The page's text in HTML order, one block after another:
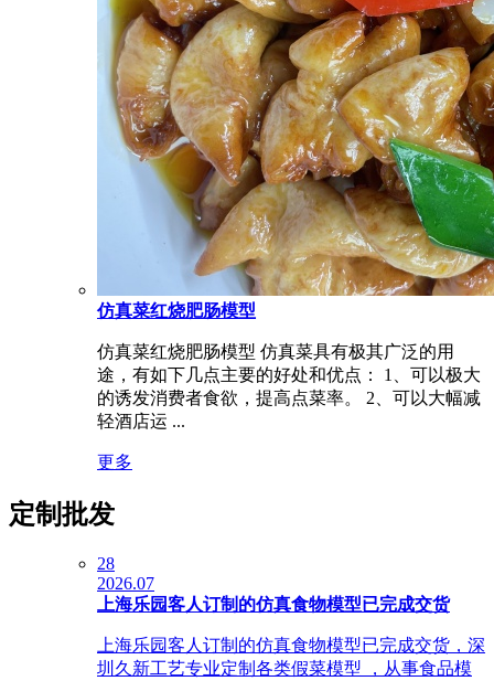
仿真菜红烧肥肠模型
仿真菜红烧肥肠模型 仿真菜具有极其广泛的用
途，有如下几点主要的好处和优点： 1、可以极大
的诱发消费者食欲，提高点菜率。 2、可以大幅减
轻酒店运 ...
更多
定制批发
28
2026.07
上海乐园客人订制的仿真食物模型已完成交货
上海乐园客人订制的仿真食物模型已完成交货，深
圳久新工艺专业定制各类假菜模型 ，从事食品模